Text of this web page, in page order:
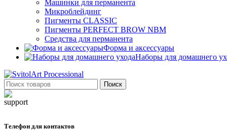
Машинки для перманента
Микроблейдинг
Пигменты CLASSIC
Пигменты PERFECT BROW NBM
Средства для перманента
Форма и аксессуары
Наборы для домашнего
Поиск
Телефон для контактов